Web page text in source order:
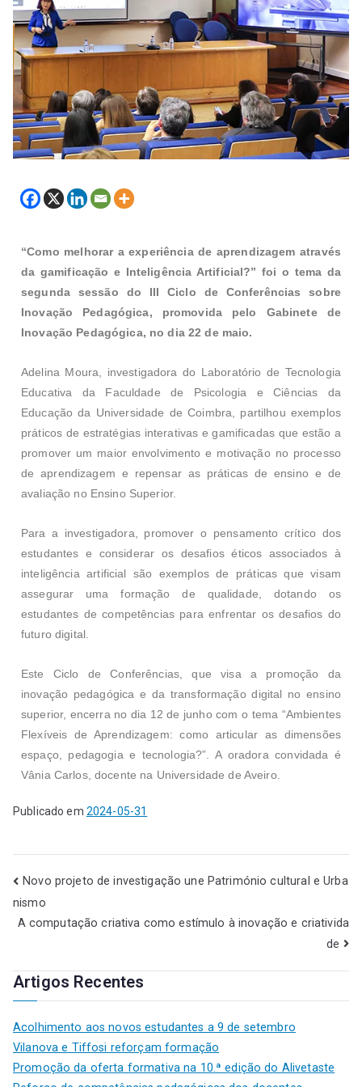
“Como melhorar a experiência de aprendizagem através
da gamificação e Inteligência Artificial?” foi o tema da
segunda sessão do III Ciclo de Conferências sobre
Inovação Pedagógica, promovida pelo Gabinete de
Inovação Pedagógica, no dia 22 de maio.
Adelina Moura, investigadora do Laboratório de Tecnologia
Educativa da Faculdade de Psicologia e Ciências da
Educação da Universidade de Coimbra, partilhou exemplos
práticos de estratégias interativas e gamificadas que estão a
promover um maior envolvimento e motivação no processo
de aprendizagem e repensar as práticas de ensino e de
avaliação no Ensino Superior.
Para a investigadora, promover o pensamento crítico dos
estudantes e considerar os desafios éticos associados à
inteligência artificial são exemplos de práticas que visam
assegurar uma formação de qualidade, dotando os
estudantes de competências para enfrentar os desafios do
futuro digital.
Este Ciclo de Conferências, que visa a promoção da
inovação pedagógica e da transformação digital no ensino
superior, encerra no dia 12 de junho com o tema “Ambientes
Flexíveis de Aprendizagem: como articular as dimensões
espaço, pedagogia e tecnologia?”. A oradora convidada é
Vânia Carlos, docente na Universidade de Aveiro.
Publicado em 2024-05-31
Novo projeto de investigação une Património cultural e Urba
nismo
A computação criativa como estímulo à inovação e criativida
de
Artigos Recentes
Acolhimento aos novos estudantes a 9 de setembro
Vilanova e Tiffosi reforçam formação
Promoção da oferta formativa na 10.ª edição do Alivetaste